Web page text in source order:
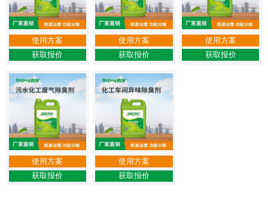
使用方案
获取报价
使用方案
获取报价
使用方案
获取报价
使用方案
获取报价
使用方案
获取报价